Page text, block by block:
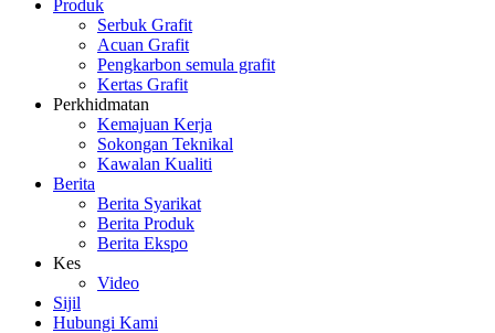
Produk
Serbuk Grafit
Acuan Grafit
Pengkarbon semula grafit
Kertas Grafit
Perkhidmatan
Kemajuan Kerja
Sokongan Teknikal
Kawalan Kualiti
Berita
Berita Syarikat
Berita Produk
Berita Ekspo
Kes
Video
Sijil
Hubungi Kami